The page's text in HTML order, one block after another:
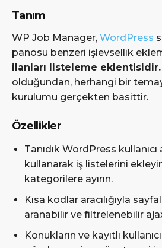
Tanım
WP Job Manager, WordPress
panosu benzeri işlevsellik
ilanları listeleme eklentisidir.
olduğundan, herhangi bir
kurulumu gerçekten basittir.
Özellikler
Tanıdık WordPress
kullanarak iş listelerini
kategorilere ayırın.
Kısa kodlar aracılığıyla
aranabilir ve filtrelenebilir
Konukların ve kayıtlı